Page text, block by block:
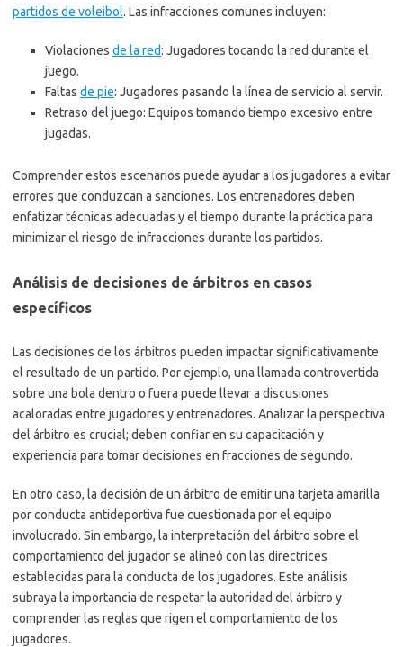
partidos de voleibol. Las infracciones comunes incluyen:
Violaciones de la red: Jugadores tocando la red durante el
juego.
Faltas de pie: Jugadores pasando la línea de servicio al servir.
Retraso del juego: Equipos tomando tiempo excesivo entre
jugadas.
Comprender estos escenarios puede ayudar a los jugadores a evitar
errores que conduzcan a sanciones. Los entrenadores deben
enfatizar técnicas adecuadas y el tiempo durante la práctica para
minimizar el riesgo de infracciones durante los partidos.
Análisis de decisiones de árbitros en casos
específicos
Las decisiones de los árbitros pueden impactar significativamente
el resultado de un partido. Por ejemplo, una llamada controvertida
sobre una bola dentro o fuera puede llevar a discusiones
acaloradas entre jugadores y entrenadores. Analizar la perspectiva
del árbitro es crucial; deben confiar en su capacitación y
experiencia para tomar decisiones en fracciones de segundo.
En otro caso, la decisión de un árbitro de emitir una tarjeta amarilla
por conducta antideportiva fue cuestionada por el equipo
involucrado. Sin embargo, la interpretación del árbitro sobre el
comportamiento del jugador se alineó con las directrices
establecidas para la conducta de los jugadores. Este análisis
subraya la importancia de respetar la autoridad del árbitro y
comprender las reglas que rigen el comportamiento de los
jugadores.